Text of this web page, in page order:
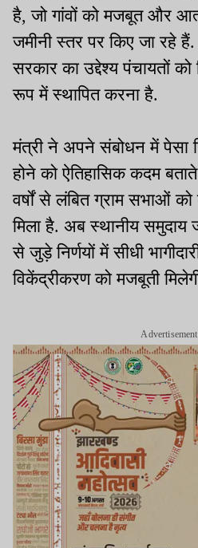
है, जो गांवों को मजबूत और
जमीनी स्तर पर किए जा रहे
सरकार का उद्देश्य पंचायतों
रूप में स्थापित करना है.
मंत्री ने अपने संबोधन में पेसा
होने को ऐतिहासिक कदम
वर्षों से लंबित ग्राम सभाओं
मिला है. अब स्थानीय
से जुड़े निर्णयों में सीधी
विकेंद्रीकरण को मजबूती
Advertisement